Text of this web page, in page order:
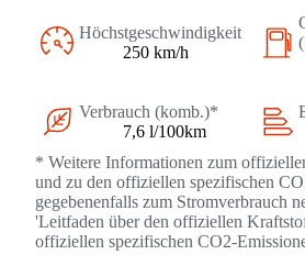
Höchstgeschwindigkeit
250 km/h
Verbrauch (komb.)*
7,6 l/100km
* Weitere Informationen zum
und zu den offiziellen spezifischen
gegebenenfalls zum Stromverbrauch
'Leitfaden über den offiziellen
offiziellen spezifischen CO2-